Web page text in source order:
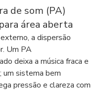
de som (PA)
área aberta
a dispersão
Um PA
deixa a música fraca e
um sistema bem
pressão e clareza com